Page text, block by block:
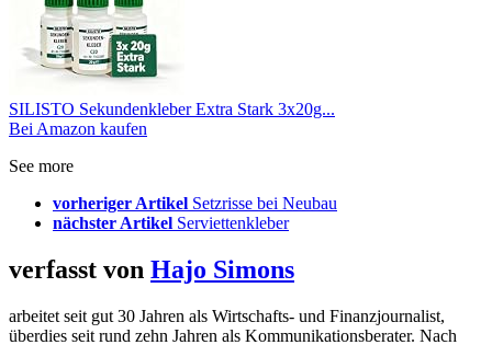
SILISTO Sekundenkleber Extra Stark 3x20g...
Bei Amazon kaufen
See more
vorheriger Artikel Setzrisse bei Neubau
nächster Artikel Serviettenkleber
verfasst von Hajo Simons
arbeitet seit gut 30 Jahren als Wirtschafts- und Finanzjournalist,
überdies seit rund zehn Jahren als Kommunikationsberater. Nach